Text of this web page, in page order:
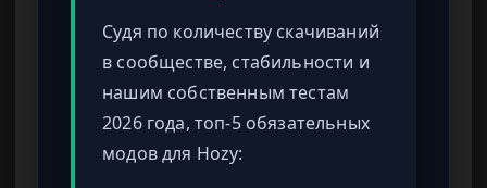
Судя по количеству скачиваний
в сообществе, стабильности и
нашим собственным тестам
2026 года, топ-5 обязательных
модов для Hozy: